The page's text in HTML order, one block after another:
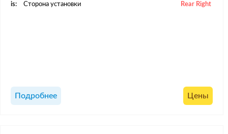
is: Сторона установки Rear Right
Подробнее Цены